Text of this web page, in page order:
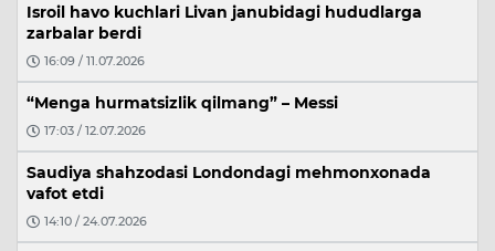
Isroil havo kuchlari Livan janubidagi hududlarga
zarbalar berdi
16:09 / 11.07.2026
“Menga hurmatsizlik qilmang” – Messi
17:03 / 12.07.2026
Saudiya shahzodasi Londondagi mehmonxonada
vafot etdi
14:10 / 24.07.2026